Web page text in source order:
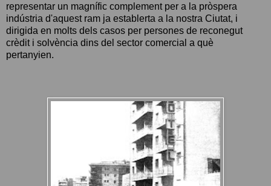
representar un magnífic complement per a la pròspera
indústria d'aquest ram ja establerta a la nostra Ciutat, i
dirigida en molts dels casos per persones de reconegut
crèdit i solvència dins del sector comercial a què
pertanyien.